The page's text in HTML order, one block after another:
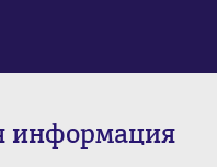
информация